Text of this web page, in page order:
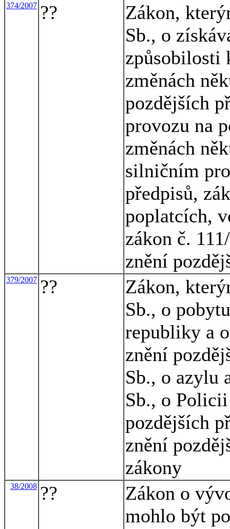
374/2007 ??
Zákon,
Sb., o
způsobilosti
změnách
pozdějších
provozu na
změnách
silničním
předpisů,
poplatcích,
zákon č.
znění
379/2007 ??
Zákon,
Sb., o
republiky a
znění
Sb., o azylu
Sb., o
pozdějších
znění
zákony
38/2008 ??
Zákon o
mohlo být